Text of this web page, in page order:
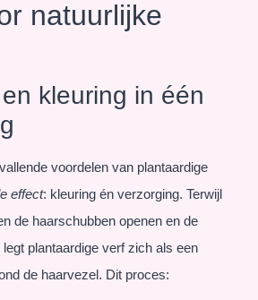
natuurlijke
kleuring in één
voordelen van plantaardige
effect: kleuring én verzorging. Terwijl
de haarschubben openen en de
plantaardige verf zich als een
de haarvezel. Dit proces: